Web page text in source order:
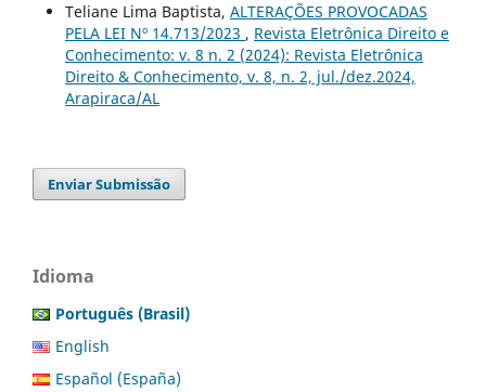
Teliane Lima Baptista, ALTERAÇÕES PROVOCADAS
PELA LEI Nº 14.713/2023 , Revista Eletrônica Direito e
Conhecimento: v. 8 n. 2 (2024): Revista Eletrônica
Direito & Conhecimento, v. 8, n. 2, jul./dez.2024,
Arapiraca/AL
Enviar Submissão
Idioma
Português (Brasil)
English
Español (España)